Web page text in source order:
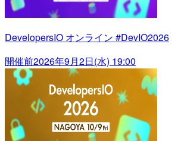
DevelopersIO オンライン #DevIO2026
開催前2026年9月2日(水) 19:00